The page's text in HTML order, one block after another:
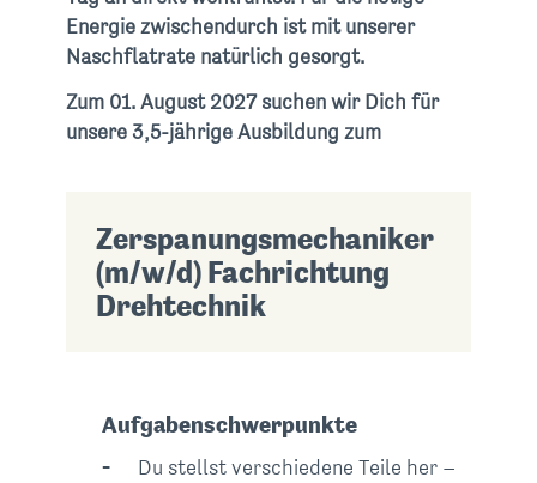
Energie zwischendurch ist mit unserer
Naschflatrate natürlich gesorgt.
Zum 01. August 2027 suchen wir Dich für
unsere 3,5-jährige Ausbildung zum
Zerspanungsmechaniker
(m/w/d) Fachrichtung
Drehtechnik
Aufgabenschwerpunkte
Du stellst verschiedene Teile her –